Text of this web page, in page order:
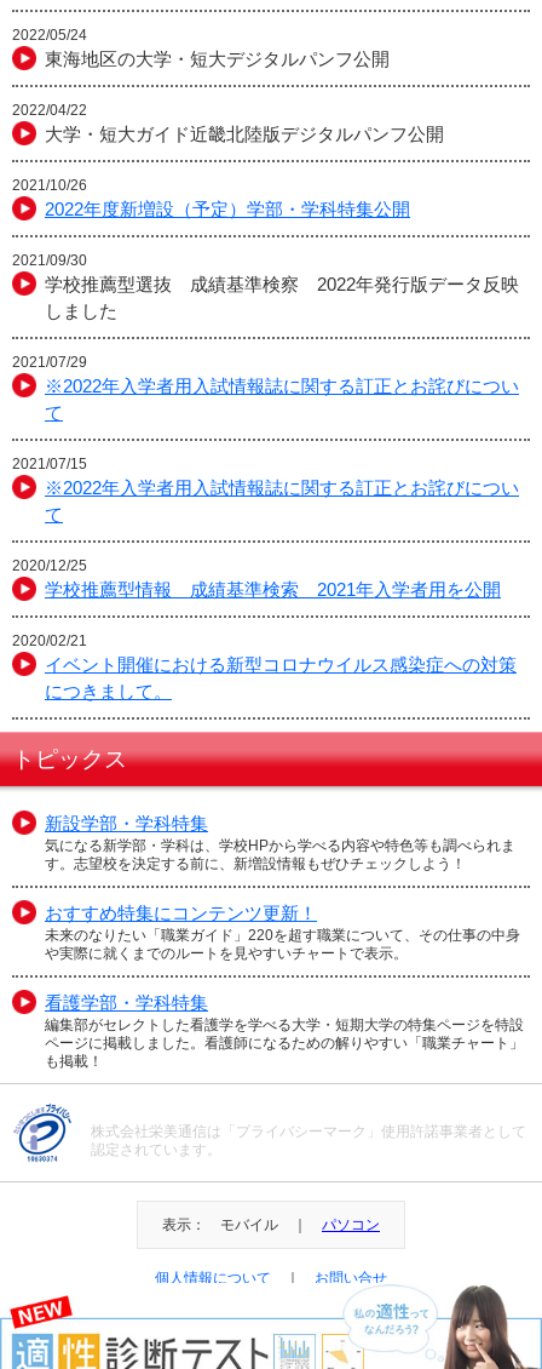
2022/05/24
東海地区の大学・短大デジタルパンフ公開
2022/04/22
大学・短大ガイド近畿北陸版デジタルパンフ公開
2021/10/26
2022年度新増設（予定）学部・学科特集公開
2021/09/30
学校推薦型選抜 成績基準検察 2022年発行版データ反映
しました
2021/07/29
※2022年入学者用入試情報誌に関する訂正とお詫びについ
て
2021/07/15
※2022年入学者用入試情報誌に関する訂正とお詫びについ
て
2020/12/25
学校推薦型情報 成績基準検索 2021年入学者用を公開
2020/02/21
イベント開催における新型コロナウイルス感染症への対策
につきまして。
トピックス
新設学部・学科特集
気になる新学部・学科は、学校HPから学べる内容や特色等も調べられま
す。志望校を決定する前に、新増設情報もぜひチェックしよう！
おすすめ特集にコンテンツ更新！
未来のなりたい「職業ガイド」220を超す職業について、その仕事の中身
や実際に就くまでのルートを見やすいチャートで表示。
看護学部・学科特集
編集部がセレクトした看護学を学べる大学・短期大学の特集ページを特設
ページに掲載しました。看護師になるための解りやすい「職業チャート」
も掲載！
株式会社栄美通信は「プライバシーマーク」使用許諾事業者として
認定されています。
表示： モバイル ｜ パソコン
個人情報について お問い合せ
＠Eibi Tsushin All Right Reserved.